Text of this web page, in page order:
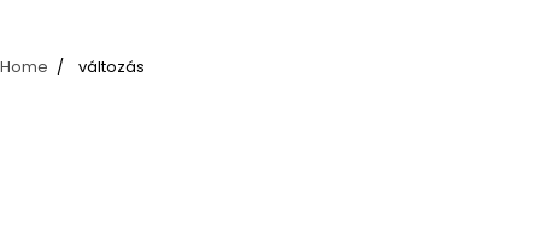
Home változás